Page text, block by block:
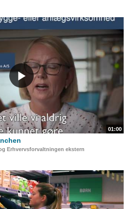
01:00
Erhvervsforvaltningen ekstern